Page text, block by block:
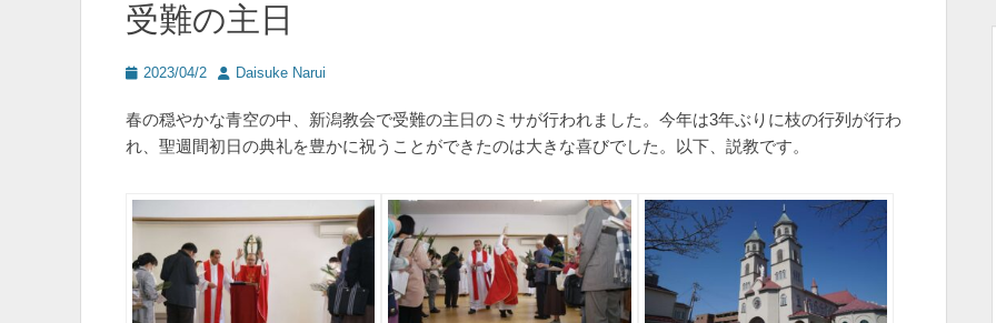
受難の主日
投
日
2023/04/2
投
者
Daisuke Narui
春の穏やかな青空の中、新潟教会で受難の主日のミサが行われました。今年は3年ぶりに枝の行列が行わ
れ、聖週間初日の典礼を豊かに祝うことができたのは大きな喜びでした。以下、説教です。